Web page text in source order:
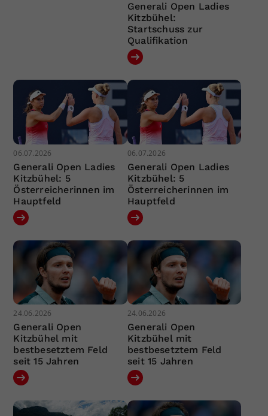
Generali Open Ladies
Kitzbühel:
Startschuss zur
Qualifikation
06.07.2026
Generali Open Ladies
Kitzbühel: 5
Österreicherinnen im
Hauptfeld
06.07.2026
Generali Open Ladies
Kitzbühel: 5
Österreicherinnen im
Hauptfeld
24.06.2026
Generali Open
Kitzbühel mit
bestbesetztem Feld
seit 15 Jahren
24.06.2026
Generali Open
Kitzbühel mit
bestbesetztem Feld
seit 15 Jahren